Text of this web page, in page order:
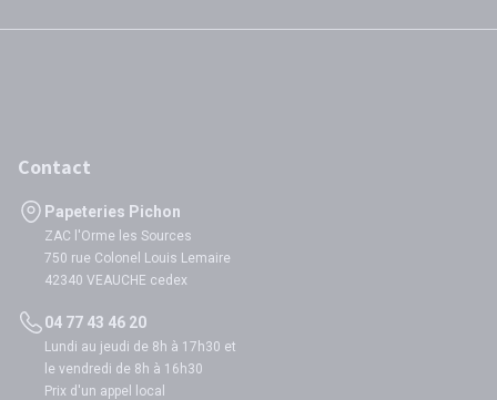
Contact
Papeteries Pichon
ZAC l'Orme les Sources
750 rue Colonel Louis Lemaire
42340 VEAUCHE cedex
04 77 43 46 20
Lundi au jeudi de 8h à 17h30 et
le vendredi de 8h à 16h30
Prix d'un appel local